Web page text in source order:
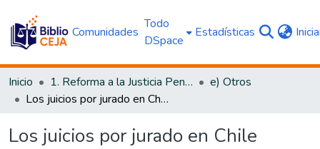
Comunidades
Todo
DSpace
Estadísticas
Inicio 1. Reforma a la Justicia Penal
e) Otros
Los juicios por jurado en Chile
Los juicios por jurado en Chile